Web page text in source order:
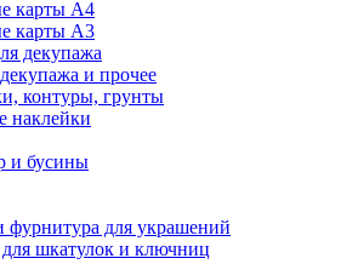
карты А4
карты А3
декупажа
и прочее
контуры, грунты
наклейки
и бусины
фурнитура для украшений
шкатулок и ключниц